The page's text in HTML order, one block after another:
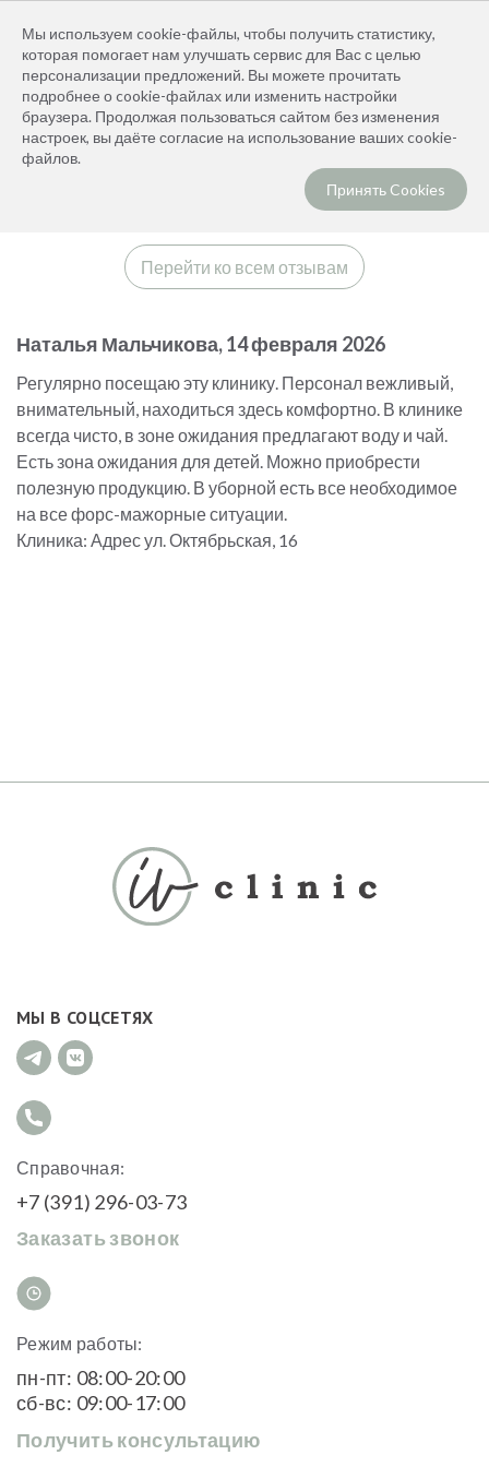
Заказать звонок
Главная Для пациентов Отзывы
Перейти ко всем отзывам
Наталья Мальчикова, 14 февраля 2026
Регулярно посещаю эту клинику. Персонал вежливый,
внимательный, находиться здесь комфортно. В клинике
всегда чисто, в зоне ожидания предлагают воду и чай.
Есть зона ожидания для детей. Можно приобрести
полезную продукцию. В уборной есть все необходимое
на все форс-мажорные ситуации.
Клиника: Адрес ул. Октябрьская, 16
МЫ В СОЦСЕТЯХ
Справочная:
+7 (391) 296-03-73
Заказать звонок
Режим работы:
пн-пт: 08:00-20:00
сб-вс: 09:00-17:00
Получить консультацию
Мы используем cookie-файлы, чтобы получить статистику,
которая помогает нам улучшать сервис для Вас с целью
персонализации предложений. Вы можете прочитать
подробнее о cookie-файлах или изменить настройки
браузера. Продолжая пользоваться сайтом без изменения
настроек, вы даёте согласие на использование ваших cookie-
файлов.
Принять Cookies